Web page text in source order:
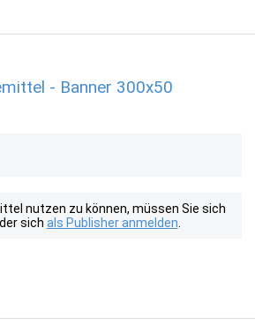
- Banner 300x50
nutzen zu können, müssen Sie sich
sich als Publisher anmelden